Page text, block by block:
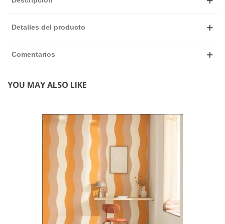
Detalles del producto
Comentarios
YOU MAY ALSO LIKE